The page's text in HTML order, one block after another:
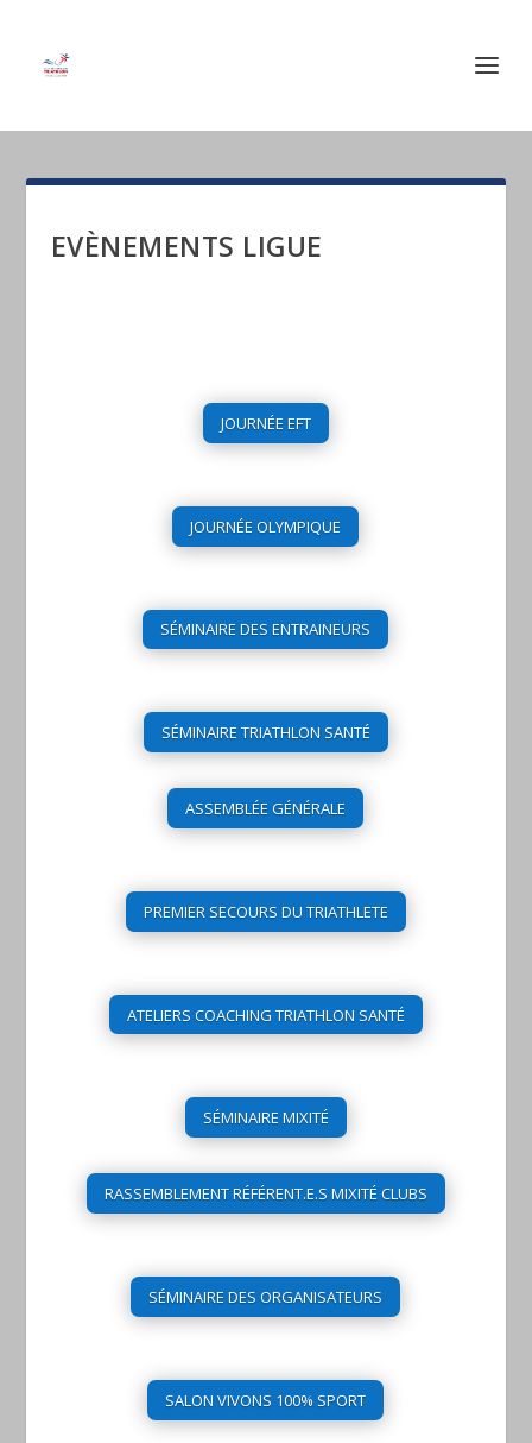
EVÈNEMENTS LIGUE
JOURNÉE EFT
JOURNÉE OLYMPIQUE
SÉMINAIRE DES ENTRAINEURS
SÉMINAIRE TRIATHLON SANTÉ
ASSEMBLÉE GÉNÉRALE
PREMIER SECOURS DU TRIATHLETE
ATELIERS COACHING TRIATHLON SANTÉ
SÉMINAIRE MIXITÉ
RASSEMBLEMENT RÉFÉRENT.E.S MIXITÉ CLUBS
SÉMINAIRE DES ORGANISATEURS
SALON VIVONS 100% SPORT